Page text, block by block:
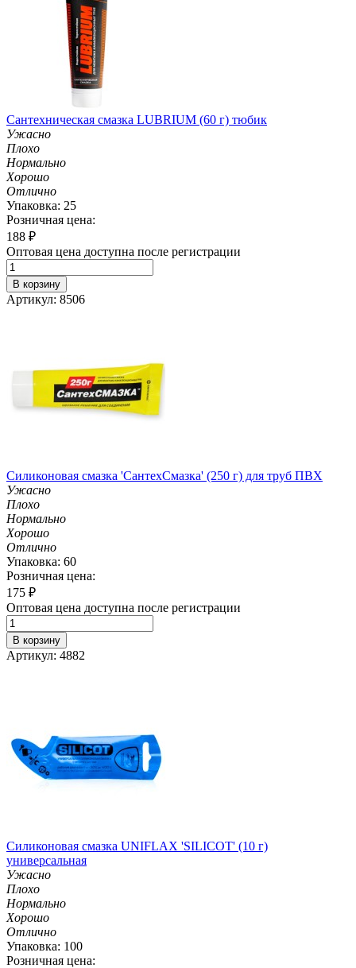
Сантехническая смазка LUBRIUM (60 г) тюбик
Ужасно
Плохо
Нормально
Хорошо
Отлично
Упаковка: 25
Розничная цена:
188 ₽
Оптовая цена доступна после регистрации
В корзину
Артикул: 8506
Силиконовая смазка 'СантехСмазка' (250 г) для труб ПВХ
Ужасно
Плохо
Нормально
Хорошо
Отлично
Упаковка: 60
Розничная цена:
175 ₽
Оптовая цена доступна после регистрации
В корзину
Артикул: 4882
Силиконовая смазка UNIFLAX 'SILICOT' (10 г)
универсальная
Ужасно
Плохо
Нормально
Хорошо
Отлично
Упаковка: 100
Розничная цена: